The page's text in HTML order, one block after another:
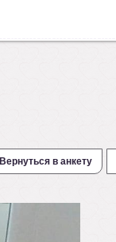
Вернуться в анкету